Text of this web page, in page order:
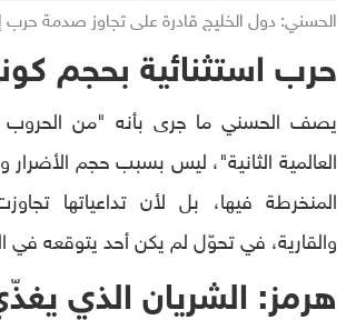
الحسني: دول الخليج قادرة على تجاوز صدمة حرب
حرب استثنائية بحجم
يصف الحسني ما جرى بأنه "من الحروب
العالمية الثانية"، ليس بسبب حجم الأضرار
المنخرطة فيها، بل لأن تداعياتها
والقارية، في تحوّل لم يكن أحد يتوقعه في
هرمز: الشريان الذي